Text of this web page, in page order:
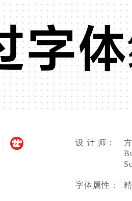
字
设 计 师：
字体属性：